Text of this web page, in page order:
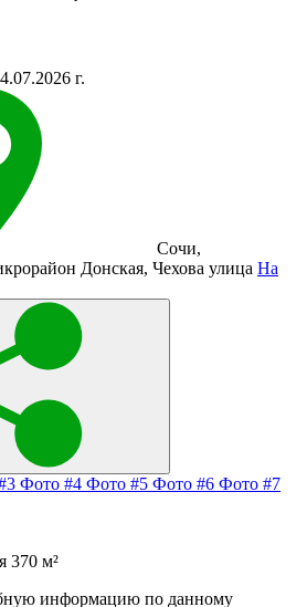
г.
Сочи,
Донская, Чехова улица На
Фото #4 Фото #5 Фото #6 Фото #7
370 м²
информацию по данному